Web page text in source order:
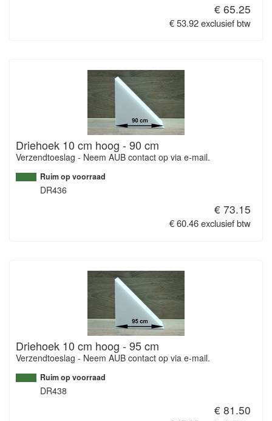
€ 65.25
€ 53.92 exclusief btw
Driehoek 10 cm hoog - 90 cm
Verzendtoeslag - Neem AUB contact op via e-mail.
Ruim op voorraad
DR436
€ 73.15
€ 60.46 exclusief btw
Driehoek 10 cm hoog - 95 cm
Verzendtoeslag - Neem AUB contact op via e-mail.
Ruim op voorraad
DR438
€ 81.50